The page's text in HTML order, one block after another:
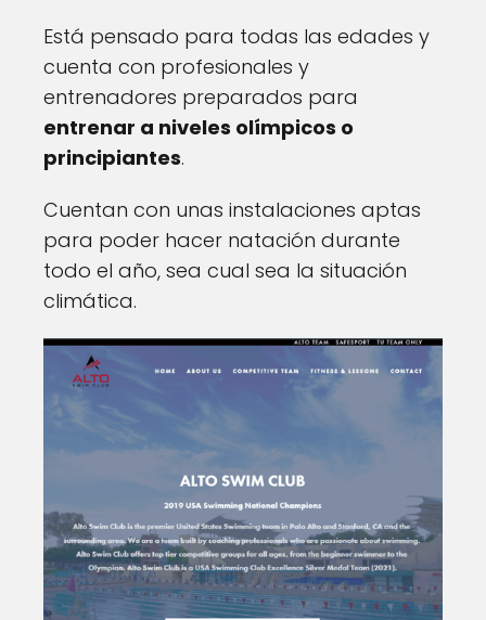
Está pensado para todas las edades y
cuenta con profesionales y
entrenadores preparados para
entrenar a niveles olímpicos o
principiantes.
Cuentan con unas instalaciones aptas
para poder hacer natación durante
todo el año, sea cual sea la situación
climática.